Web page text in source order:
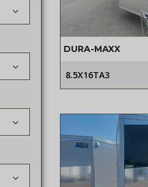
DURA-MAXX
8.5X16TA3